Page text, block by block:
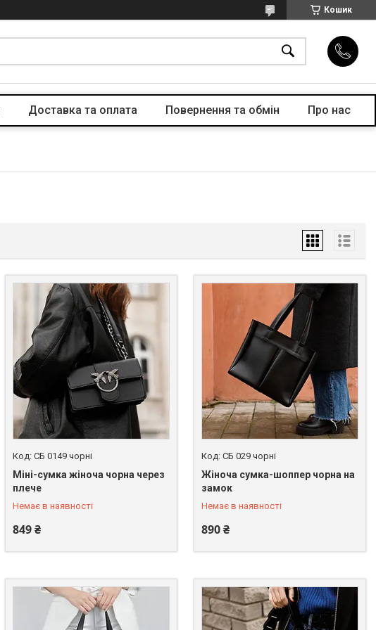
Кошик
Доставка та оплата Повернення та обмін Про нас
СБ 0149 чорні
Міні-сумка жіноча чорна через
плече
Немає в наявності
849 ₴
+380 (67) 246-45-31
СБ 029 чорні
Жіноча сумка-шоппер чорна на
замок
Немає в наявності
890 ₴
+380 (67) 246-45-31